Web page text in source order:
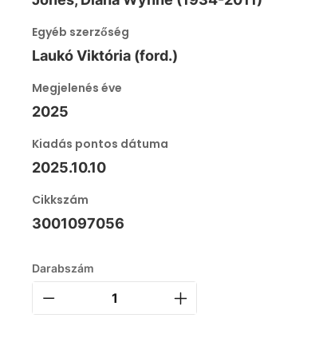
Egyéb szerzőség
Laukó Viktória (ford.)
Megjelenés éve
2025
Kiadás pontos dátuma
2025.10.10
Cikkszám
3001097056
Darabszám